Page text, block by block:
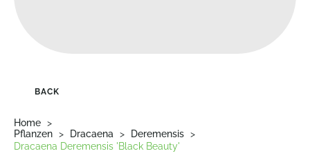
BACK
Home >
Pflanzen > Dracaena > Deremensis >
Dracaena Deremensis 'Black Beauty'